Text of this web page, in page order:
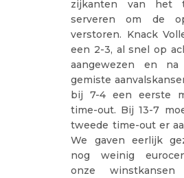
zijkanten van het
serveren om de
verstoren. Knack
een 2-3, al snel op
aangewezen en na
gemiste
bij 7-4 een eerste
time-out. Bij 13-7
tweede time-out er
We gaven eerlijk
nog weinig
onze